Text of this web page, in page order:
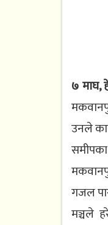
७ माघ,
उनले
गजल
मञ्चले